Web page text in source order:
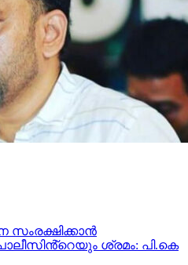
സംരക്ഷിക്കാൻ
ശ്രമം: പി.കെ